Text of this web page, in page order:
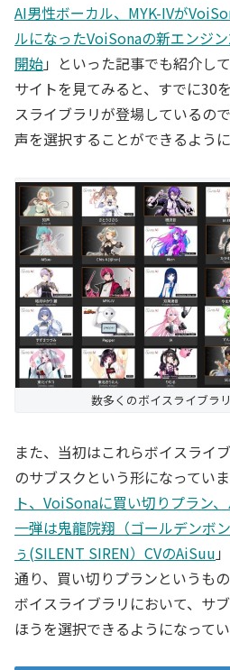
AI男性ボーカル、MYK-IVが
ルになったVoiSonaの新エンジ
開始」といった記事でも紹介し
サイトを見てみると、すでに30
スライブラリが登場しているの
声を選択することができるように
数多くのボイスライブラ
また、当初はこれらボイスライ
のサブスクという形になってい
ト、VoiSonaに買い切りプラン
一弾は鬼龍院翔（ゴールデンボ
ぅ(SILENT SIREN）CVのAiSuu
通り、買い切りプランというも
ボイスライブラリにおいて、サ
ほうを選択できるようになってい